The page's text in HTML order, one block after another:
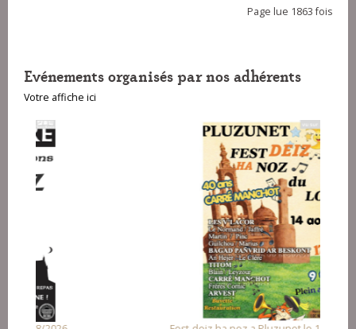
Page lue 1863 fois
Evénements organisés par nos adhérents
Votre affiche ici